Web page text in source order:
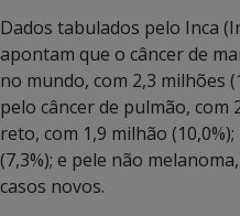
Dados tabulados pelo Inca
apontam que o câncer de
no mundo, com 2,3 milhões
pelo câncer de pulmão, com
reto, com 1,9 milhão
(7,3%); e pele não
casos novos.